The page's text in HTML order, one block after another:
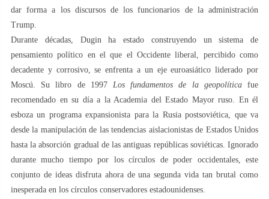
dar forma a los discursos de los funcionarios de la administración
Trump.
Durante décadas, Dugin ha estado construyendo un sistema de
pensamiento político en el que el Occidente liberal, percibido como
decadente y corrosivo, se enfrenta a un eje euroasiático liderado por
Moscú. Su libro de 1997 Los fundamentos de la geopolíticafue
recomendado en su día a la Academia del Estado Mayor ruso. En él
esboza un programa expansionista para la Rusia postsoviética, que va
desde la manipulación de las tendencias aislacionistas de Estados Unidos
hasta la absorción gradual de las antiguas repúblicas soviéticas. Ignorado
durante mucho tiempo por los círculos de poder occidentales, este
conjunto de ideas disfruta ahora de una segunda vida tan brutal como
inesperada en los círculos conservadores estadounidenses.